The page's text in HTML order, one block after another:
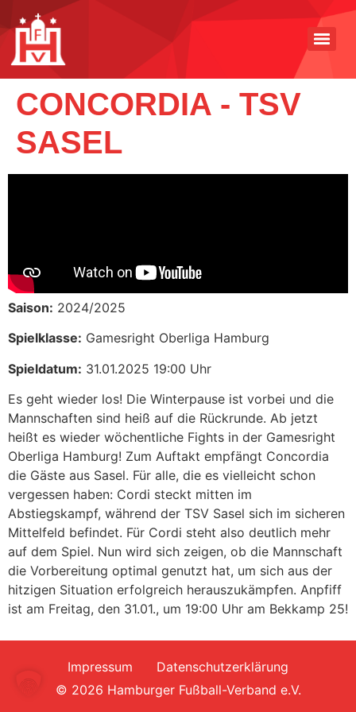
CONCORDIA - TSV
SASEL
Saison: 2024/2025
Spielklasse: Gamesright Oberliga Hamburg
Spieldatum: 31.01.2025 19:00 Uhr
Es geht wieder los! Die Winterpause ist vorbei und die
Mannschaften sind heiß auf die Rückrunde. Ab jetzt
heißt es wieder wöchentliche Fights in der Gamesright
Oberliga Hamburg! Zum Auftakt empfängt Concordia
die Gäste aus Sasel. Für alle, die es vielleicht schon
vergessen haben: Cordi steckt mitten im
Abstiegskampf, während der TSV Sasel sich im sicheren
Mittelfeld befindet. Für Cordi steht also deutlich mehr
auf dem Spiel. Nun wird sich zeigen, ob die Mannschaft
die Vorbereitung optimal genutzt hat, um sich aus der
hitzigen Situation erfolgreich herauszukämpfen. Anpfiff
ist am Freitag, den 31.01., um 19:00 Uhr am Bekkamp 25!
Impressum
Datenschutzerklärung
© 2026 Hamburger Fußball-Verband e.V.